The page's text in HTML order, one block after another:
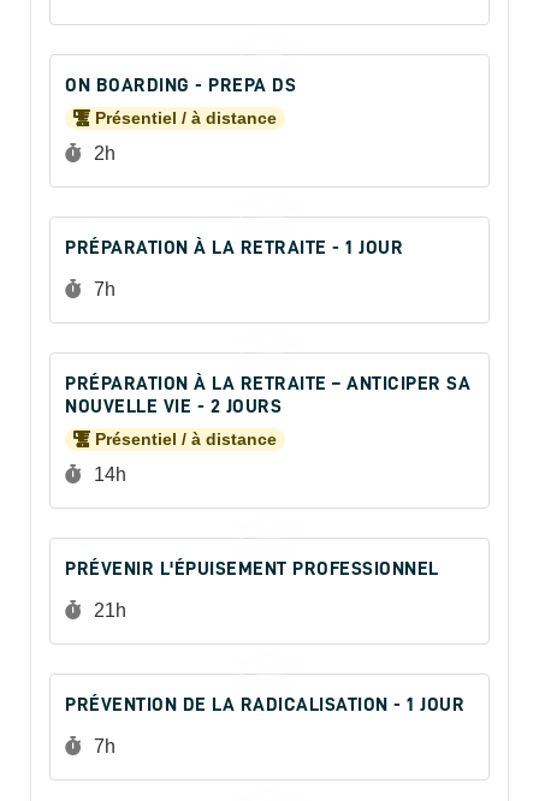
ON BOARDING - PREPA DS
Présentiel / à distance
Durée :
2h
PRÉPARATION À LA RETRAITE - 1 JOUR
Durée :
7h
PRÉPARATION À LA RETRAITE – ANTICIPER SA
NOUVELLE VIE - 2 JOURS
Présentiel / à distance
Durée :
14h
PRÉVENIR L'ÉPUISEMENT PROFESSIONNEL
Durée :
21h
PRÉVENTION DE LA RADICALISATION - 1 JOUR
Durée :
7h